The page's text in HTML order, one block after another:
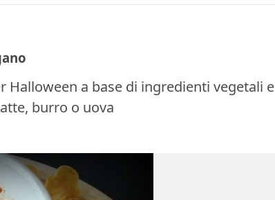
Halloween a base di ingredienti vegetali e
burro o uova